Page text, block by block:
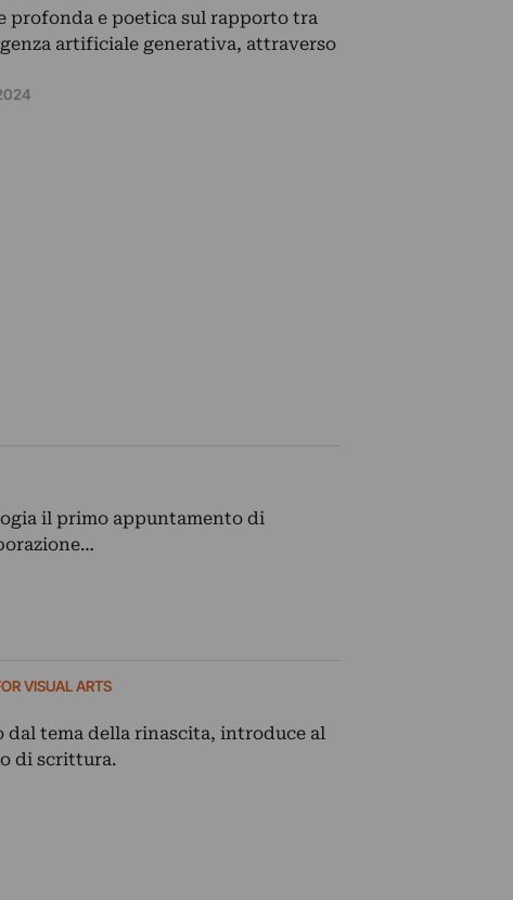
profonda e poetica sul rapporto tra
artificiale generativa, attraverso
il primo appuntamento di
VISUAL ARTS
dal tema della rinascita, introduce al
di scrittura.